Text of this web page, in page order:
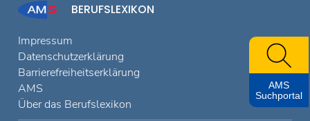
BERUFSLEXIKON
Impressum
Datenschutzerklärung
Barrierefreiheitserklärung
AMS
Über das Berufslexikon
AMS
Suchportal